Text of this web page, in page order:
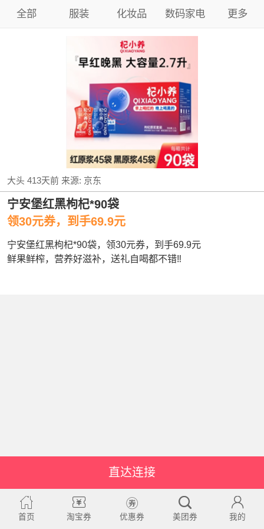
全部 服装 化妆品 数码家电 更多
大头 413天前来源: 京东
宁安堡红黑枸杞*90袋
领30元券，到手69.9元
宁安堡红黑枸杞*90袋，领30元券，到手69.9元
鲜果鲜榨，营养好滋补，送礼自喝都不错‼
直达连接
首页 淘宝券 优惠券 美团券 我的